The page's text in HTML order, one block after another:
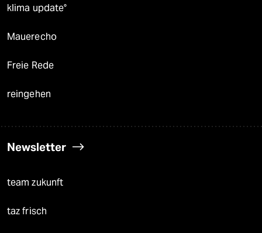
klima update°
Mauerecho
Freie Rede
reingehen
Newsletter
team zukunft
taz frisch